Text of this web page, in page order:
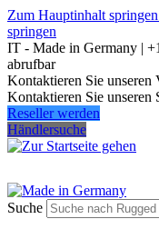
Zum Hauptinhalt springen
springen
IT - Made in Germany |
abrufbar
Kontaktieren Sie unseren
Kontaktieren Sie unseren
Reseller werden
Händlersuche
Suche